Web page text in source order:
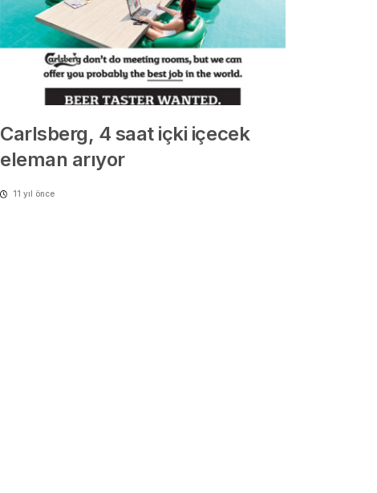
Carlsberg, 4 saat içki içecek
eleman arıyor
11 yıl önce